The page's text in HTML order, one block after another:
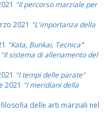
"Il percorso marziale per
2021 "L'importanza della
"Kata, Bunkai, Tecnica"
"Il sistema di allenamento del
"I tempi delle parate"
2021 "I meridiani della
delle arti marziali nel